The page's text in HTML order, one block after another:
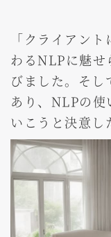
「クライアン
わるNLPに魅せ
びました。そし
あり、NLPの使
いこうと決意し